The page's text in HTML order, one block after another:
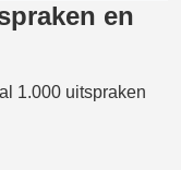
en
1.000 uitspraken